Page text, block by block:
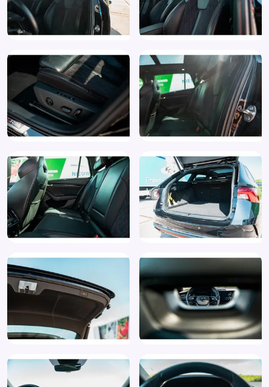
Sportstoelen
Sportstuur
Stuurbekrachtiging
Stuurwiel multifunctioneel
Variabele stuuroverbrenging
Vermoeidheids herkenning
Verwarmde voorruit
Voorstoel(en) met massagefunctie
Wettelijke garantie
WiFi voorbereiding
Zij airbag(s) voor